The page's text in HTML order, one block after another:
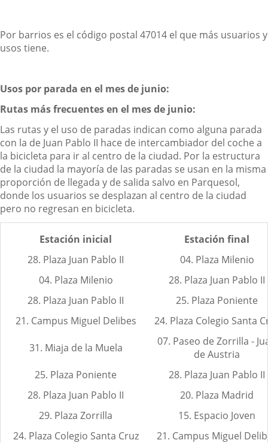
Por barrios es el código postal 47014 el que más usuarios y
usos tiene.
Usos por parada en el mes de junio:
Rutas más frecuentes en el mes de junio:
Las rutas y el uso de paradas indican como alguna parada
con la de Juan Pablo II hace de intercambiador del coche a
la bicicleta para ir al centro de la ciudad. Por la estructura
de la ciudad la mayoría de las paradas se usan en la misma
proporción de llegada y de salida salvo en Parquesol,
donde los usuarios se desplazan al centro de la ciudad
pero no regresan en bicicleta.
Estación inicial
Estación final
28. Plaza Juan Pablo II
04. Plaza Milenio
04. Plaza Milenio
28. Plaza Juan Pablo II
28. Plaza Juan Pablo II
25. Plaza Poniente
21. Campus Miguel Delibes
24. Plaza Colegio Santa
31. Miaja de la Muela
07. Paseo de Zorrilla -
de Austria
25. Plaza Poniente
28. Plaza Juan Pablo II
28. Plaza Juan Pablo II
20. Plaza Madrid
29. Plaza Zorrilla
15. Espacio Joven
24. Plaza Colegio Santa Cruz
21. Campus Miguel